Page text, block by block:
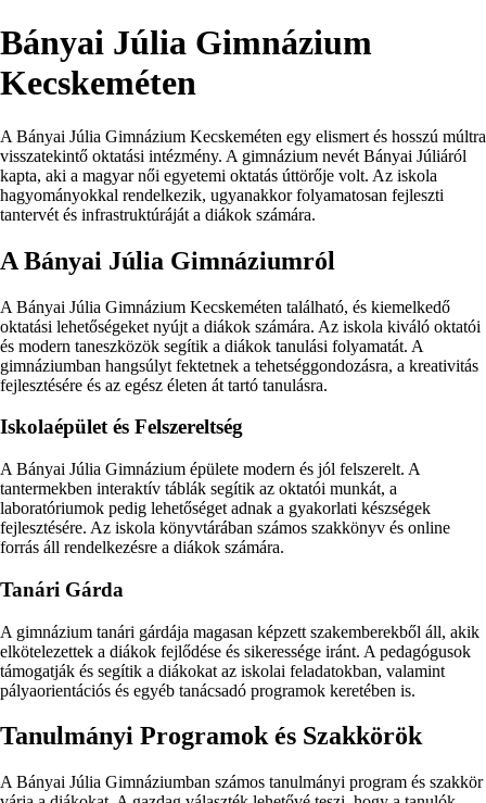
Bányai Júlia Gimnázium
Kecskeméten
A Bányai Júlia Gimnázium Kecskeméten egy elismert és hosszú múltra
visszatekintő oktatási intézmény. A gimnázium nevét Bányai Júliáról
kapta, aki a magyar női egyetemi oktatás úttörője volt. Az iskola
hagyományokkal rendelkezik, ugyanakkor folyamatosan fejleszti
tantervét és infrastruktúráját a diákok számára.
A Bányai Júlia Gimnáziumról
A Bányai Júlia Gimnázium Kecskeméten található, és kiemelkedő
oktatási lehetőségeket nyújt a diákok számára. Az iskola kiváló oktatói
és modern taneszközök segítik a diákok tanulási folyamatát. A
gimnáziumban hangsúlyt fektetnek a tehetséggondozásra, a kreativitás
fejlesztésére és az egész életen át tartó tanulásra.
Iskolaépület és Felszereltség
A Bányai Júlia Gimnázium épülete modern és jól felszerelt. A
tantermekben interaktív táblák segítik az oktatói munkát, a
laboratóriumok pedig lehetőséget adnak a gyakorlati készségek
fejlesztésére. Az iskola könyvtárában számos szakkönyv és online
forrás áll rendelkezésre a diákok számára.
Tanári Gárda
A gimnázium tanári gárdája magasan képzett szakemberekből áll, akik
elkötelezettek a diákok fejlődése és sikeressége iránt. A pedagógusok
támogatják és segítik a diákokat az iskolai feladatokban, valamint
pályaorientációs és egyéb tanácsadó programok keretében is.
Tanulmányi Programok és Szakkörök
A Bányai Júlia Gimnáziumban számos tanulmányi program és szakkör